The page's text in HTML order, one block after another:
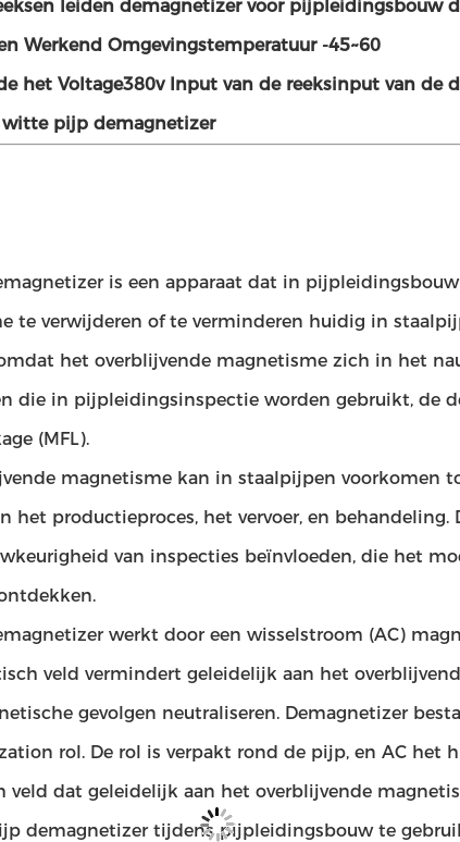
leiden demagnetizer voor pijpleidingsbouw
Werkend Omgevingstemperatuur -45~60
het Voltage380v Input van de reeksinput van de
witte pijp demagnetizer
is een apparaat dat in
te verwijderen of te verminderen huidig in
het overblijvende magnetisme zich in het
die in pijpleidingsinspectie worden gebruikt, de
(MFL).
magnetisme kan in staalpijpen voorkomen
het productieproces, het vervoer, en
van inspecties beïnvloeden, die het
werkt door een wisselstroom (AC)
veld vermindert geleidelijk aan het
gevolgen neutraliseren. Demagnetizer
rol. De rol is verpakt rond de pijp, en AC het
veld dat geleidelijk aan het overblijvende
demagnetizer tijdens pijpleidingsbouw te